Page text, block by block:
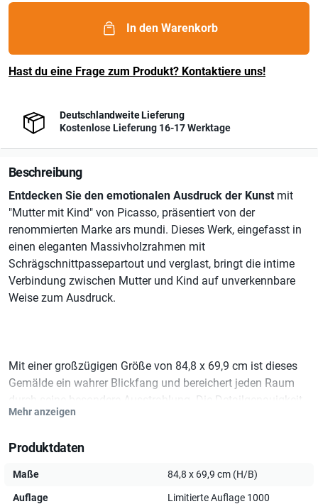
In den Warenkorb
Hast du eine Frage zum Produkt? Kontaktiere uns!
Deutschlandweite Lieferung
Kostenlose Lieferung 16-17 Werktage
Beschreibung
Entdecken Sie den emotionalen Ausdruck der Kunst mit
"Mutter mit Kind" von Picasso, präsentiert von der
renommierten Marke ars mundi. Dieses Werk, eingefasst in
einen eleganten Massivholzrahmen mit
Schrägschnittpassepartout und verglast, bringt die intime
Verbindung zwischen Mutter und Kind auf unverkennbare
Weise zum Ausdruck.
Mit einer großzügigen Größe von 84,8 x 69,9 cm ist dieses
Gemälde ein wahrer Blickfang und bereichert jeden Raum
durch seine besondere Ausstrahlung. Die Detailgenauigkeit
wird durch das frequenzmodulierte Reproduktionsverfahren
sichergestellt.Ein Hauch von Kunstgeschichte
Wänden, perfekt für Kunstliebhaber und jene, die das
Mehr anzeigen
Produktdaten
Maße 84,8 x 69,9 cm (H/B)
Auflage
Limitierte Auflage 1000